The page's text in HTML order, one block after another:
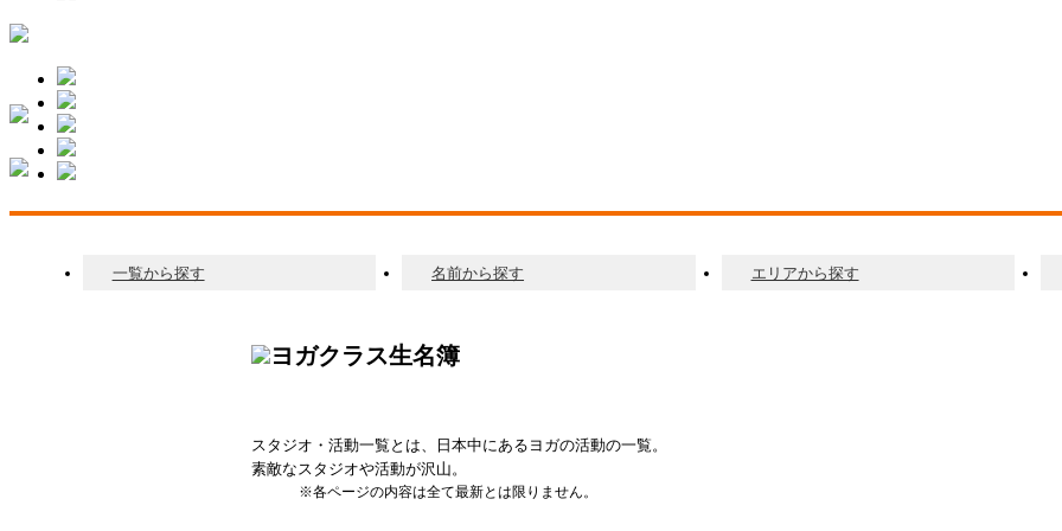
一覧から探す 名前から探す エリアから探す
スタジオ・活動一覧とは、日本中にあるヨガの活動の一覧。
素敵なスタジオや活動が沢山。
※各ページの内容は全て最新とは限りません。